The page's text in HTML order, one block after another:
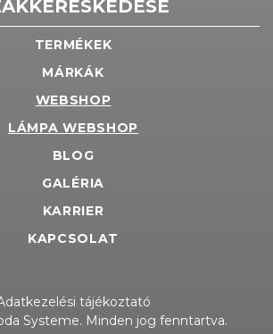
TERMÉKEK
MÁRKÁK
WEBSHOP
LÁMPA WEBSHOP
BLOG
GALÉRIA
KARRIER
KAPCSOLAT
tájékoztató
Systeme. Minden jog fenntartva.